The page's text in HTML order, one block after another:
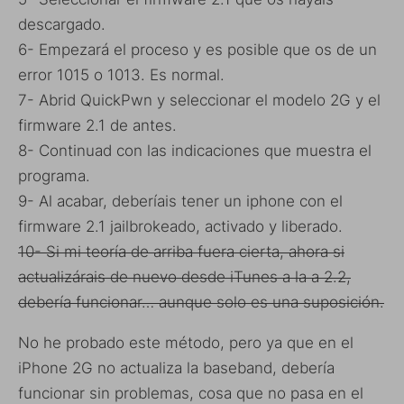
descargado.
6- Empezará el proceso y es posible que os de un
error 1015 o 1013. Es normal.
7- Abrid QuickPwn y seleccionar el modelo 2G y el
firmware 2.1 de antes.
8- Continuad con las indicaciones que muestra el
programa.
9- Al acabar, deberíais tener un iphone con el
firmware 2.1 jailbrokeado, activado y liberado.
10- Si mi teoría de arriba fuera cierta, ahora si
actualizárais de nuevo desde iTunes a la a 2.2,
debería funcionar… aunque solo es una suposición.
No he probado este método, pero ya que en el
iPhone 2G no actualiza la baseband, debería
funcionar sin problemas, cosa que no pasa en el